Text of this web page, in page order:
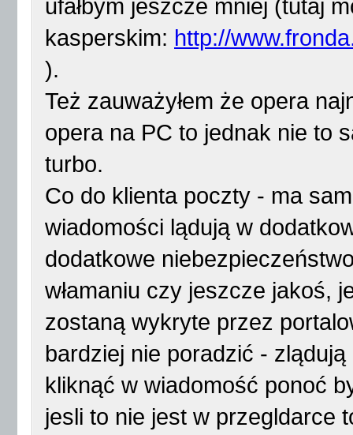
ufałbym jeszcze mniej (tutaj
kasperskim: http://
).
Też zauważyłem że opera
opera na PC to jednak nie to
turbo.
Co do klienta poczty - ma
wiadomości lądują w
dodatkowe
włamaniu czy jeszcze jakoś,
zostaną wykryte przez
bardziej nie poradzić -
kliknąć w wiadomość ponoć
jesli to nie jest w przegldarce